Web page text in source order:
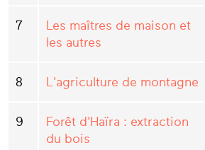
7
Les maîtres de maison et
les autres
8 L'agriculture de montagne
9
Forêt d'Haïra : extraction
du bois